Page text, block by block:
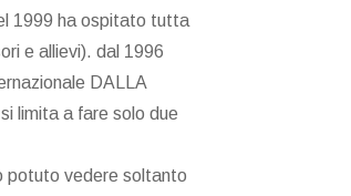
1999 ha ospitato tutta
e allievi). dal 1996
DALLA
limita a fare solo due
potuto vedere soltanto